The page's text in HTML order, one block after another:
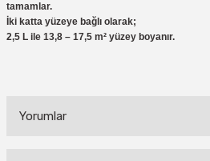
tamamlar.
İki katta yüzeye bağlı olarak;
2,5 L ile 13,8 – 17,5 m² yüzey boyanır.
Yorumlar